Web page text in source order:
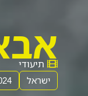
תיעודי
ישראל